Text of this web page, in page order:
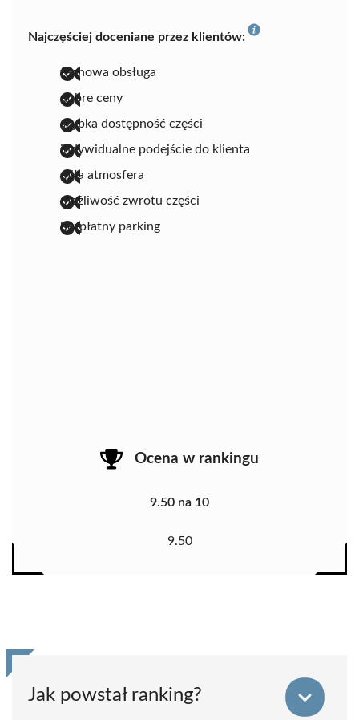
Najczęściej doceniane przez klientów:
fachowa obsługa
dobre ceny
szybka dostępność części
indywidualne podejście do klienta
miła atmosfera
możliwość zwrotu części
bezpłatny parking
Ocena w rankingu
9.50 na 10
9.50
Jak powstał ranking?